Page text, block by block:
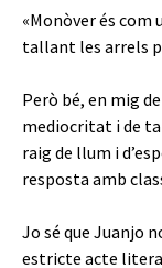
«Monòver és com
tallant les arrels
Però bé, en mig
mediocritat i de
raig de llum i
resposta amb
Jo sé que Juanjo
estricte acte